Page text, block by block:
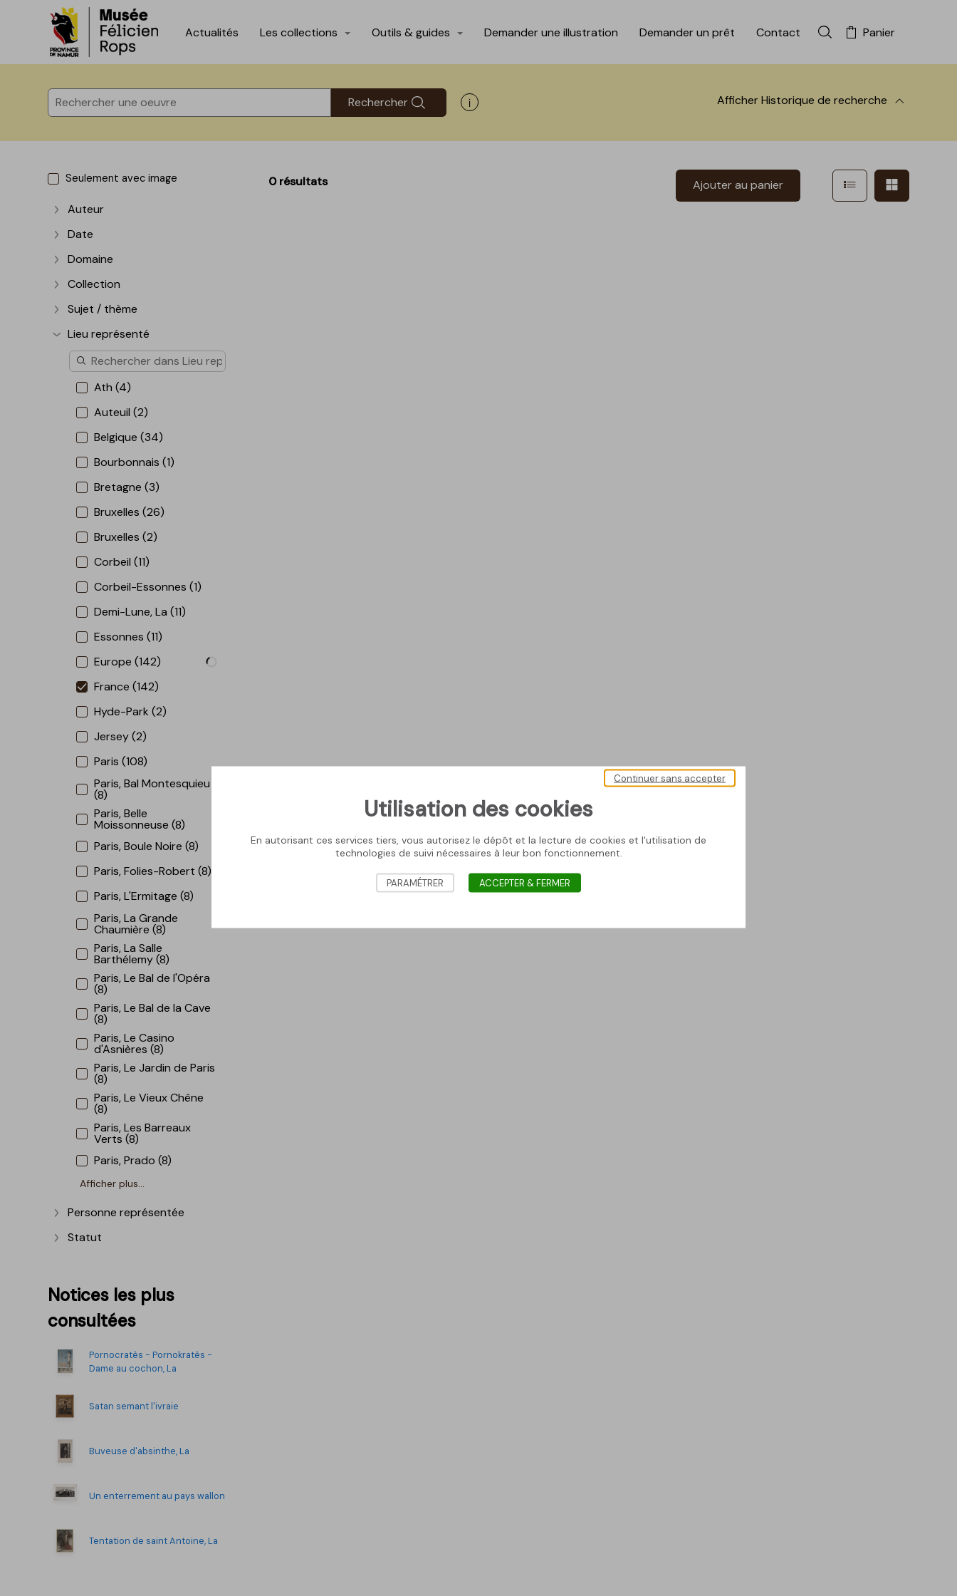
Accèder directement au contenu
Accèder directement au contenu
Actualités Les collections Outils & guides Demander une illustration Demander un prêt Contact Rechercher dans la
Panier
Rechercher Afficher les informations d'aide à la recherche AfficherHistorique de recherche
Seulement avec image
Afficher plus
Auteur
Afficher plus
Date
Afficher plus
Domaine
Afficher plus
Collection
Afficher plus
Sujet / thème
Afficher plus
Lieu représenté
Ath (4)
Auteuil (2)
Belgique (34)
Bourbonnais (1)
Bretagne (3)
Bruxelles (26)
Bruxelles (2)
Corbeil (11)
Corbeil-Essonnes (1)
Demi-Lune, La (11)
Essonnes (11)
Europe (142)
France (142)
Hyde-Park (2)
Jersey (2)
Paris (108)
Paris, Bal Montesquieu
(8)
Paris, Belle
Moissonneuse (8)
Paris, Boule Noire (8)
Paris, Folies-Robert (8)
Paris, L'Ermitage (8)
Paris, La Grande
Chaumière (8)
Paris, La Salle
Barthélemy (8)
Paris, Le Bal de l'Opéra
(8)
Paris, Le Bal de la Cave
(8)
Paris, Le Casino
d'Asnières (8)
Paris, Le Jardin de Paris
(8)
Paris, Le Vieux Chêne
(8)
Paris, Les Barreaux
Verts (8)
Paris, Prado (8)
Afficher plus...
Afficher plus
Personne représentée
Afficher plus
Statut
Notices les plus
consultées
Pornocratès - Pornokratès -
Dame au cochon, La
Satan semant l'ivraie
Buveuse d'absinthe, La
Un enterrement au pays wallon
Tentation de saint Antoine, La
0 résultats Ajouter au panier Afficher en mode
Utilisation des cookies
En autorisant ces services tiers, vous autorisez le dépôt et la lecture de cookies et l'utilisation de
technologies de suivi nécessaires à leur bon fonctionnement.
Continuer sans accepter
PARAMÉTRER ACCEPTER & FERMER